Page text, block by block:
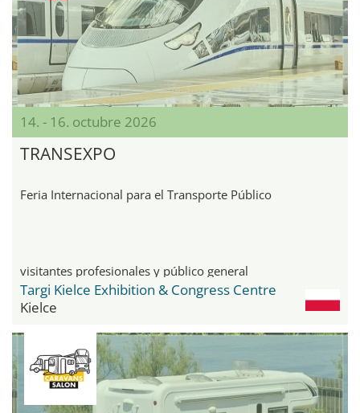
14. - 16. octubre 2026
TRANSEXPO
Feria Internacional para el Transporte Público
visitantes profesionales y público general
Targi Kielce Exhibition & Congress Centre
Kielce